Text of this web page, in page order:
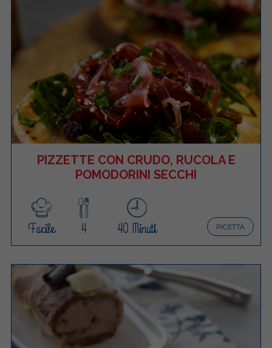
PIZZETTE CON CRUDO, RUCOLA E
POMODORINI SECCHI
RICETTA
Facile 4 40 Minuti